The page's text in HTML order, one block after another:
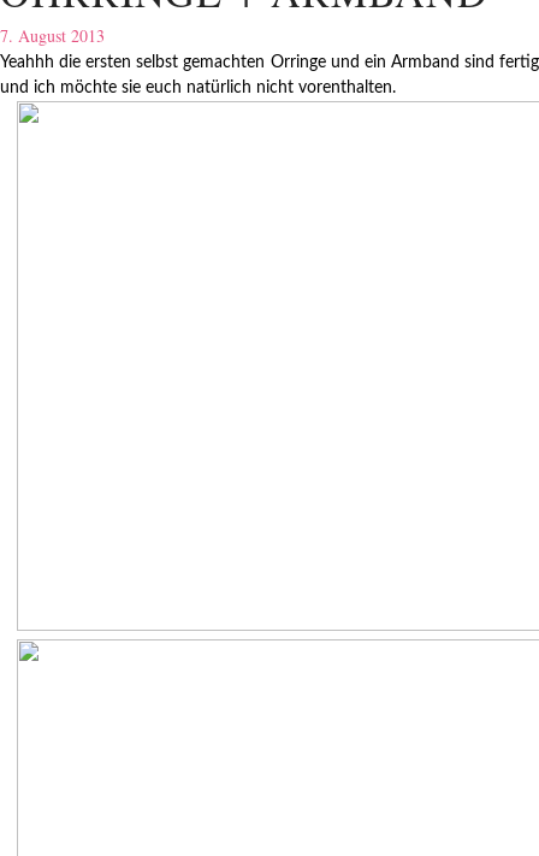
7. August 2013
Yeahhh die ersten selbst gemachten Orringe und ein Armband sind fertig
und ich möchte sie euch natürlich nicht vorenthalten.